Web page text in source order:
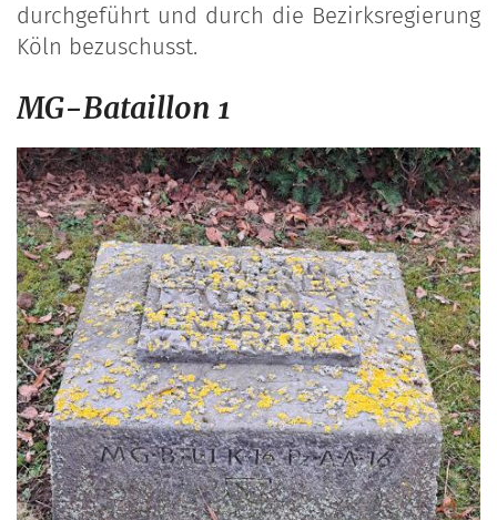
durchgeführt und durch die Bezirksregierung
Köln bezuschusst.
MG-Bataillon 1